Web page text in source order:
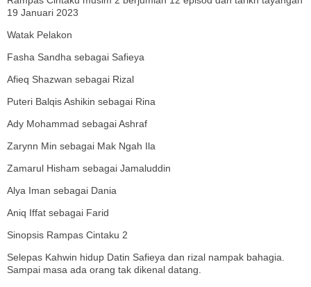
19 Januari 2023
Watak Pelakon
Fasha Sandha sebagai Safieya
Afieq Shazwan sebagai Rizal
Puteri Balqis Ashikin sebagai Rina
Ady Mohammad sebagai Ashraf
Zarynn Min sebagai Mak Ngah Ila
Zamarul Hisham sebagai Jamaluddin
Alya Iman sebagai Dania
Aniq Iffat sebagai Farid
Sinopsis Rampas Cintaku 2
Selepas Kahwin hidup Datin Safieya dan rizal nampak bahagia.
Sampai masa ada orang tak dikenal datang.